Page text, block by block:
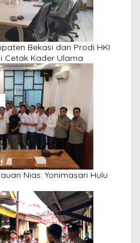
Bekasi dan Prodi HKI
Cetak Kader Ulama
Nias: Yonimasari Hulu